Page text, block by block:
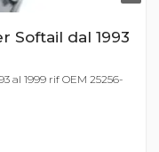
Softail dal 1993
al 1999 rif OEM 25256-